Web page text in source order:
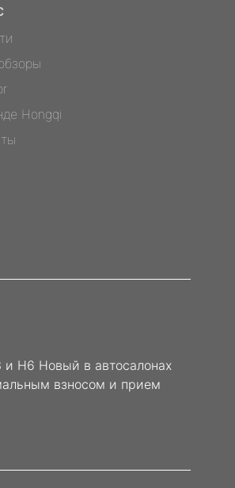
Hongqi
и H6 Новый в автосалонах
взносом и прием